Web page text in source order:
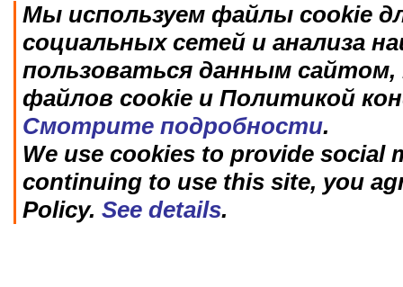
Мы используем файлы cookie
социальных сетей и анализа
пользоваться данным
файлов cookie и Политикой
Смотрите подробности.
We use cookies to provide social
continuing to use this site, you
Policy. See details.